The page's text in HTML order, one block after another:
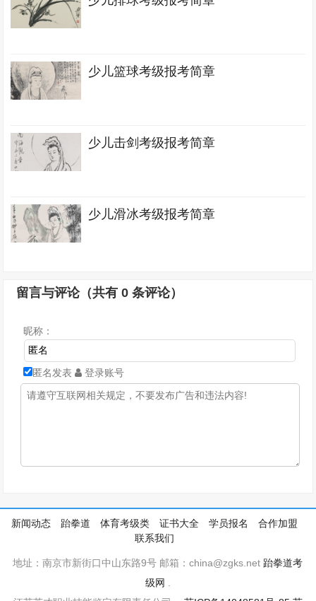
少儿篮球考级报考简章
少儿击剑考级报考简章
少儿滑冰考级报考简章
留言与评论（共有0 条评论）
昵称：
匿名发表 登录账号
新闻动态 跆拳道 体育考级类 证书大全 学员报名
合作加盟
联系我们
地址：南京市新街口中山东路9号 邮箱：china@zgks.net 跆拳道考
级网